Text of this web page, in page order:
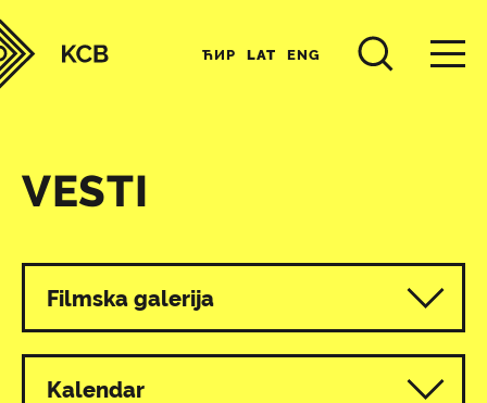
ЋИР LAT ENG
VESTI
Svi programi
Filmska galerija
Kalendar